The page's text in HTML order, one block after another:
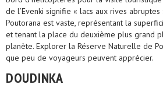
de l’Evenki signifie « lacs aux rives abruptes
Poutorana est vaste, représentant la
et tenant la place du deuxième plus grand
planète. Explorer la Réserve Naturelle de
que peu de voyageurs peuvent apprécier.
DOUDINKA